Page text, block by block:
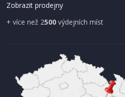
Zobrazit prodejny
+ více než 2500 výdejních míst